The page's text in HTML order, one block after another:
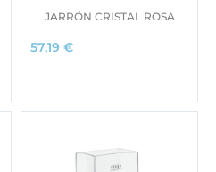
JARRÓN CRISTAL ROSA
57,19 €